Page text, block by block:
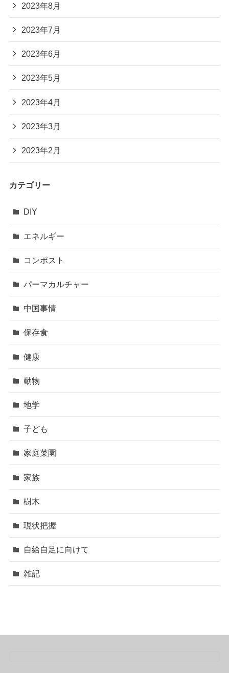
2023年8月
2023年7月
2023年6月
2023年5月
2023年4月
2023年3月
2023年2月
カテゴリー
DIY
エネルギー
コンポスト
パーマカルチャー
中国事情
保存食
健康
動物
地学
子ども
家庭菜園
家族
樹木
現状把握
自給自足に向けて
雑記